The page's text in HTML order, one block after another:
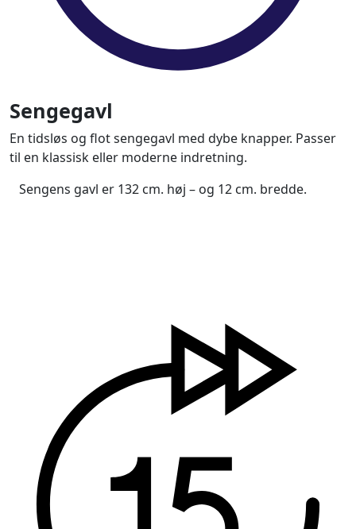
Sengegavl
En tidsløs og flot sengegavl med dybe knapper. Passer
til en klassisk eller moderne indretning.
Sengens gavl er 132 cm. høj – og 12 cm. bredde.